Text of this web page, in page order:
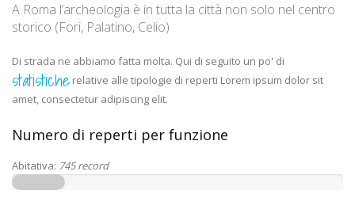
A Roma l’archeologia è in tutta la città non solo nel centro
storico (Fori, Palatino, Celio)
Di strada ne abbiamo fatta molta. Qui di seguito un po' di
statistiche relative alle tipologie di reperti Lorem ipsum dolor sit
amet, consectetur adipiscing elit.
Numero di reperti per funzione
Abitativa: 745 record
16%